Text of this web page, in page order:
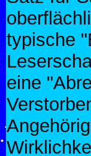
typische
eine